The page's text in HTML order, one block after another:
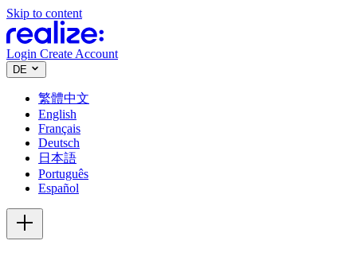
Skip to content
Login Create Account
DE
繁體中文
English
Français
Deutsch
日本語
Português
Español